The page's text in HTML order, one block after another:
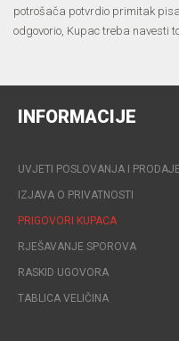
potrošača potvrdio primitak
odgovorio, Kupac treba navesti
INFORMACIJE
UVJETI POSLOVANJA I PRODAJE
IZJAVA O PRIVATNOSTI
PRIGOVORI KUPACA
RJEŠAVANJE SPOROVA
RASKID UGOVORA
TABLICA VELIČINA